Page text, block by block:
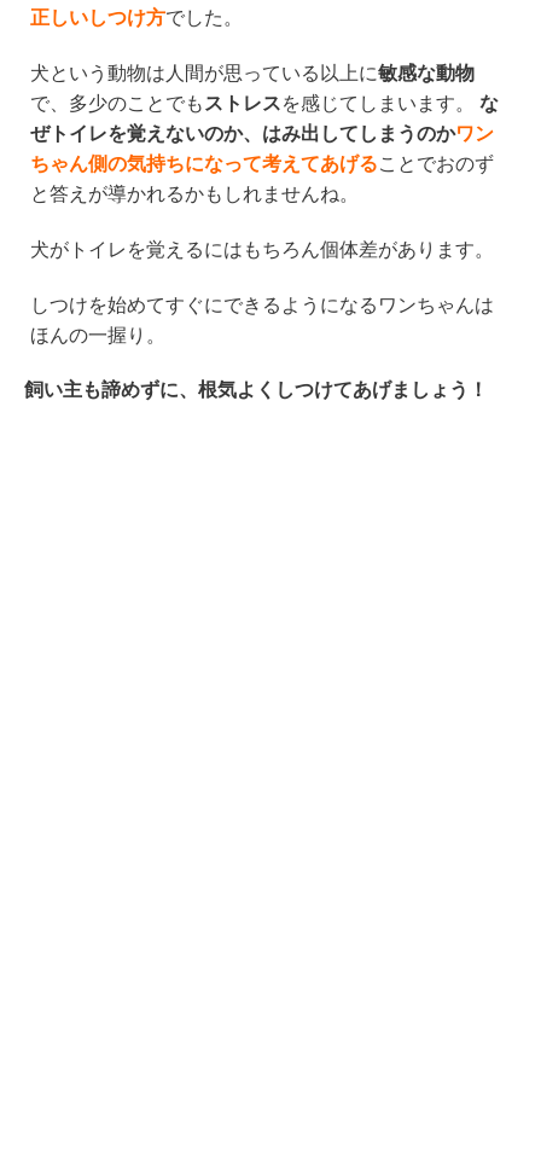
正しいしつけ方でした。
犬という動物は人間が思っている以上に敏感な動物
で、多少のことでも ストレスを感じてしまいます。 な
ぜトイレを覚えないのか、はみ出してしまうのかワン
ちゃん側の気持ちになって考えてあげることでおのず
と答えが導かれるかもしれませんね。
犬がトイレを覚えるにはもちろん個体差があります。
しつけを始めてすぐにできるようになるワンちゃんは
ほんの一握り。
飼い主も諦めずに、根気よくしつけてあげましょう！